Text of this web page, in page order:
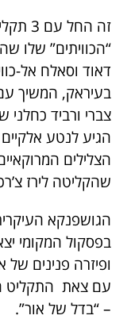
זה
“הכוויתים” שלו
דאוד וסאלח אל-
צברי ורביד
הגיע לנטע
הצלילים
שהקליטה לירז
הגושפנקא
בפסקול המקומי
ופיזרה פנינים
עם צאת התקליט
– “בדל של אור”.